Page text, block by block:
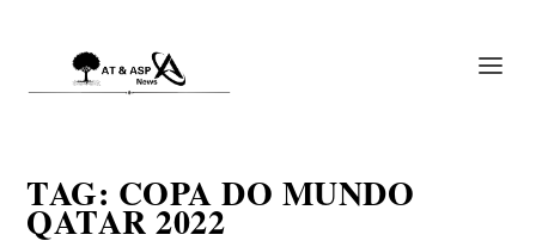
TAG: COPA DO MUNDO
QATAR 2022